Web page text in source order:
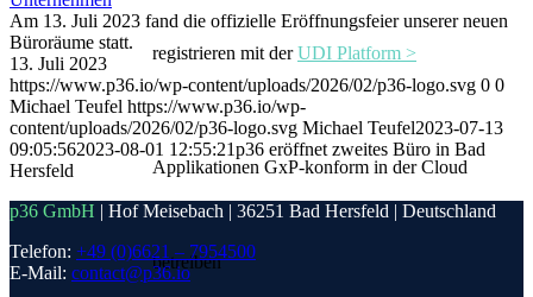
registrieren mit derUDI Platform >
Applikationen GxP-konform in der Cloud
betreiben
Am 13. Juli 2023 fand die offizielle Eröffnungsfeier unserer neuen
Büroräume statt.
13. Juli 2023
https://www.p36.io/wp-content/uploads/2026/02/p36-logo.svg 0 0
Michael Teufel https://www.p36.io/wp-
content/uploads/2026/02/p36-logo.svg Michael Teufel2023-07-13
09:05:562023-08-01 12:55:21p36 eröffnet zweites Büro in Bad
Hersfeld
p36 GmbH | Hof Meisebach | 36251 Bad Hersfeld | Deutschland
Telefon: +49 (0)6621 – 7954500
E-Mail: contact@p36.io